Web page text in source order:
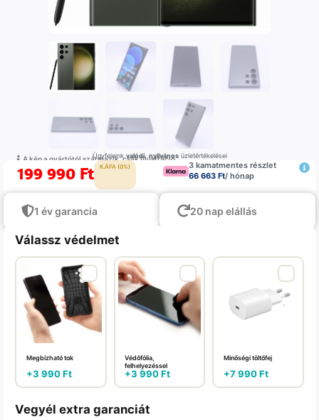
A kép a gyártótól származik, csak illustráció
Ügyfeleinkvalódi,nyilvánosüzletértékelései
199 990 Ft K.ÁFA (0%)
3 kamatmentes részlet
66 663 Ft/ hónap
1 év garancia 20 nap elállás
Válassz védelmet
Megbízható tok
+3 990Ft
Védőfólia,
felhelyezéssel
+3 990Ft
Minőségi töltőfej
+7 990Ft
Vegyél extra garanciát